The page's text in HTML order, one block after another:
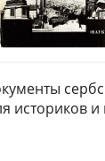
историков и